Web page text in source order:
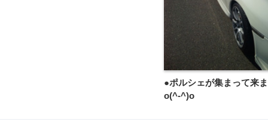
●ポルシェが集まって来
o(^-^)o